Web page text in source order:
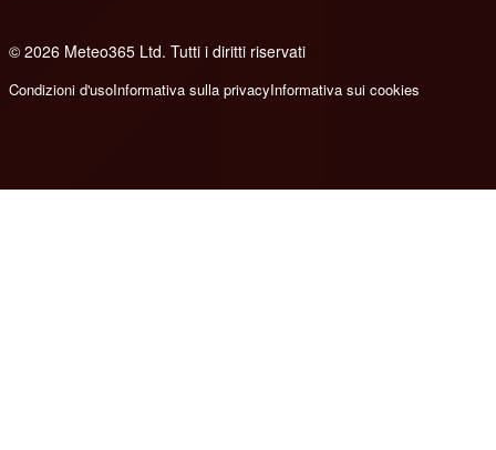
© 2026 Meteo365 Ltd. Tutti i diritti riservati
Condizioni d'usoInformativa sulla privacyInformativa sui cookies